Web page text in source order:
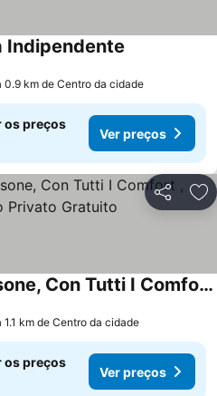
Indipendente
0.9 km de Centro da cidade
os preços
Ver preços
Partilhar
Appartamento 4 Persone, Con Tutti I Comfort , Parcheggiato Privato Gratuito
1.1 km de Centro da cidade
os preços
Ver preços